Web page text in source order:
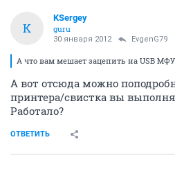
K
KSergey
guru
30 января 2012 EvgenG79
А что вам мешает зацепить на USB
А вот отсюда можно
принтера/свистка вы
Работало?
ОТВЕТИТЬ